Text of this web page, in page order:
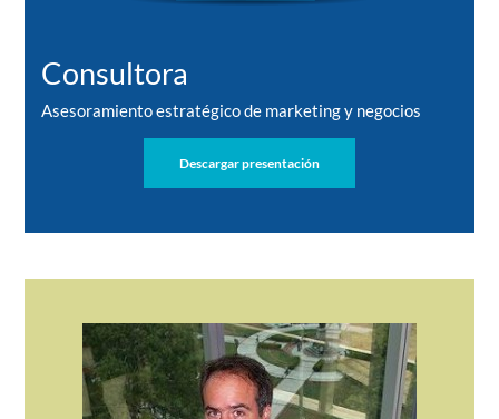
Consultora
Asesoramiento estratégico de marketing y negocios
Descargar presentación